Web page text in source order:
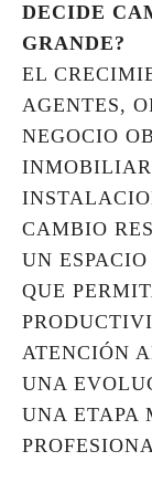
DECIDE
GRANDE?
EL
AGENTES,
NEGOCIO
CAMBIO
UN
QUE
ATENCIÓN
UNA
UNA ETAPA